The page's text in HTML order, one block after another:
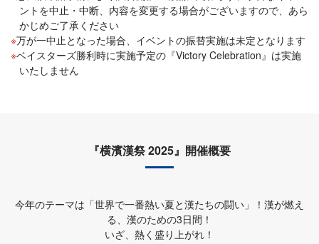
ントを中止・中断、内容を変更する場合がございますので、あら
かじめご了承ください
万が一中止となった場合、イベントの振替実施は未定となります
ベイスターズ勝利時に実施予定の『Victory Celebration』は実施
いたしません
『横濱漢祭 2025』開催概要
今年のテーマは「世界で一番熱い夏と漢たちの闘い」！漢が燃え
る、漢のための3日間！
いざ、熱く盛り上がれ！